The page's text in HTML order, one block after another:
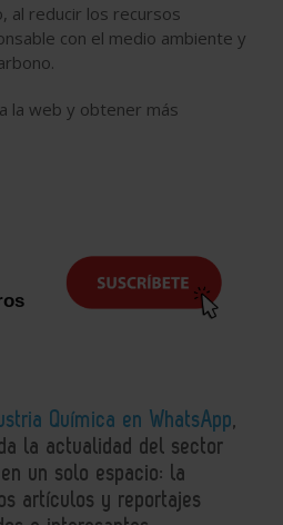
al reducir los recursos
con el medio ambiente y
la web y obtener más
Química en WhatsApp,
la actualidad del sector
un solo espacio: la
artículos y reportajes